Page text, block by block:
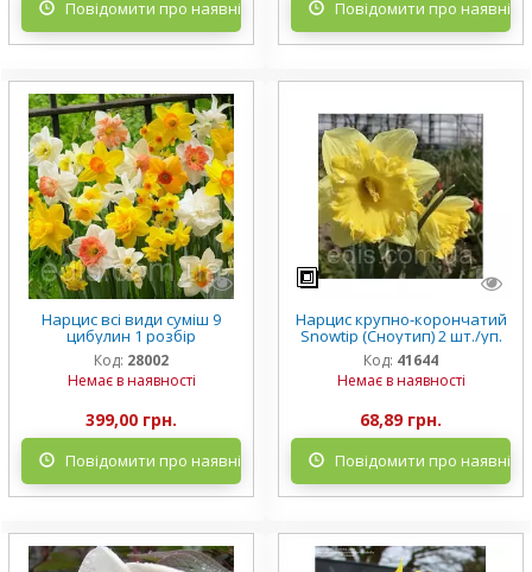
Повідомити про наявність Повідомити про
Нарцис всі види суміш 9
цибулин 1 розбір
Код: 28002
Немає в наявності
399,00 грн.
Повідомити про наявність
Нарцис крупно-корончатий
Snowtip (Сноутип) 2 шт./уп.
Код: 41644
Немає в наявності
68,89 грн.
Повідомити про